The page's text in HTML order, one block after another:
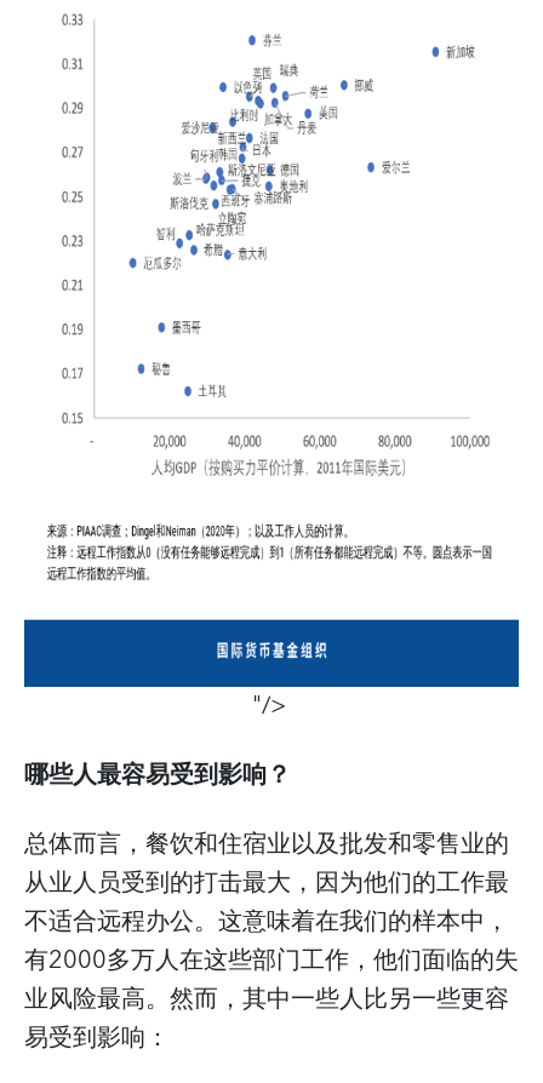
"/>
哪些人最容易受到影响？
总体而言，餐饮和住宿业以及批发和零售业的
从业人员受到的打击最大，因为他们的工作最
不适合远程办公。这意味着在我们的样本中，
有2000多万人在这些部门工作，他们面临的失
业风险最高。然而，其中一些人比另一些更容
易受到影响：